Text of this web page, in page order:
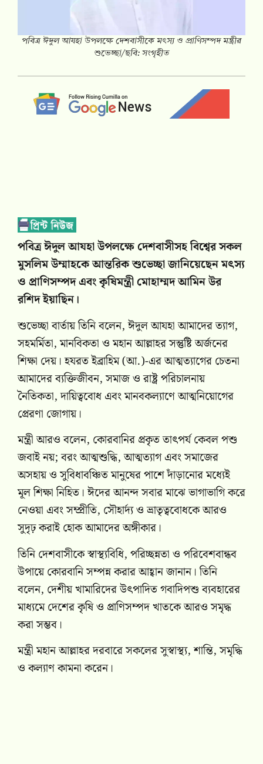
পবিত্র ঈদুল আযহা উপলক্ষে দেশবাসীকে মৎস্য ও প্রাণিসম্পদ মন্ত্রীর
শুভেচ্ছা/ছবি: সংগৃহীত
পবিত্র ঈদুল আযহা উপলক্ষে দেশবাসীসহ বিশ্বের সকল
মুসলিম উম্মাহকে আন্তরিক শুভেচ্ছা জানিয়েছেন মৎস্য
ও প্রাণিসম্পদ এবং কৃষিমন্ত্রী মোহাম্মদ আমিন উর
রশিদ ইয়াছিন।
শুভেচ্ছা বার্তায় তিনি বলেন, ঈদুল আযহা আমাদের ত্যাগ,
সহমর্মিতা, মানবিকতা ও মহান আল্লাহর সন্তুষ্টি অর্জনের
শিক্ষা দেয়। হযরত ইব্রাহিম (আ.)-এর আত্মত্যাগের চেতনা
আমাদের ব্যক্তিজীবন, সমাজ ও রাষ্ট্র পরিচালনায়
নৈতিকতা, দায়িত্ববোধ এবং মানবকল্যাণে আত্মনিয়োগের
প্রেরণা জোগায়।
মন্ত্রী আরও বলেন, কোরবানির প্রকৃত তাৎপর্য কেবল পশু
জবাই নয়; বরং আত্মশুদ্ধি, আত্মত্যাগ এবং সমাজের
অসহায় ও সুবিধাবঞ্চিত মানুষের পাশে দাঁড়ানোর মধ্যেই
মূল শিক্ষা নিহিত। ঈদের আনন্দ সবার মাঝে ভাগাভাগি করে
নেওয়া এবং সম্প্রীতি, সৌহার্দ্য ও ভ্রাতৃত্ববোধকে আরও
সুদৃঢ় করাই হোক আমাদের অঙ্গীকার।
তিনি দেশবাসীকে স্বাস্থ্যবিধি, পরিচ্ছন্নতা ও পরিবেশবান্ধব
উপায়ে কোরবানি সম্পন্ন করার আহ্বান জানান। তিনি
বলেন, দেশীয় খামারিদের উৎপাদিত গবাদিপশু ব্যবহারের
মাধ্যমে দেশের কৃষি ও প্রাণিসম্পদ খাতকে আরও সমৃদ্ধ
করা সম্ভব।
মন্ত্রী মহান আল্লাহর দরবারে সকলের সুস্বাস্থ্য, শান্তি, সমৃদ্ধি
ও কল্যাণ কামনা করেন।